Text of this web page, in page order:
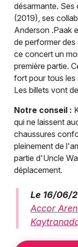
désarmante.
(2019), ses
Anderson .Paak
de performer
ce concert un
première partie.
fort pour tous les
Les billets vont
Notre conseil :
qui ne laissent
chaussures
pleinement de
partie d'Uncle
déplacement.
Le 16/06/
Accor